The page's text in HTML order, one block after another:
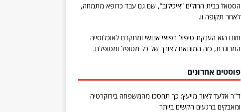
הסטאז’ בבית החולים “איכילוב”, שם גם עבד כרופא מתמחה,
לאחר תקופה זו.
חזונו הוא הענקת טיפול רפואי אנושי ומתקדם לאוכלוסייה
המבוגרת, כזה המותאם לצורך של כל מטופל ומטופלת.
פוסטים אחרונים
ד"ר אלעד לאור מייעץ: כך תחסכו מהמשפחה בירוקרטיה
ומאבקים ברגעים הקשים ביותר